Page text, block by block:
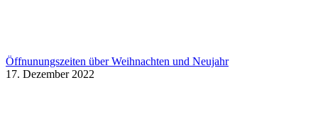
Öffnunungszeiten über Weihnachten und Neujahr
17. Dezember 2022